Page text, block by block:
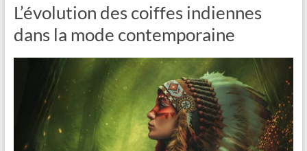
L’évolution des coiffes indiennes
dans la mode contemporaine